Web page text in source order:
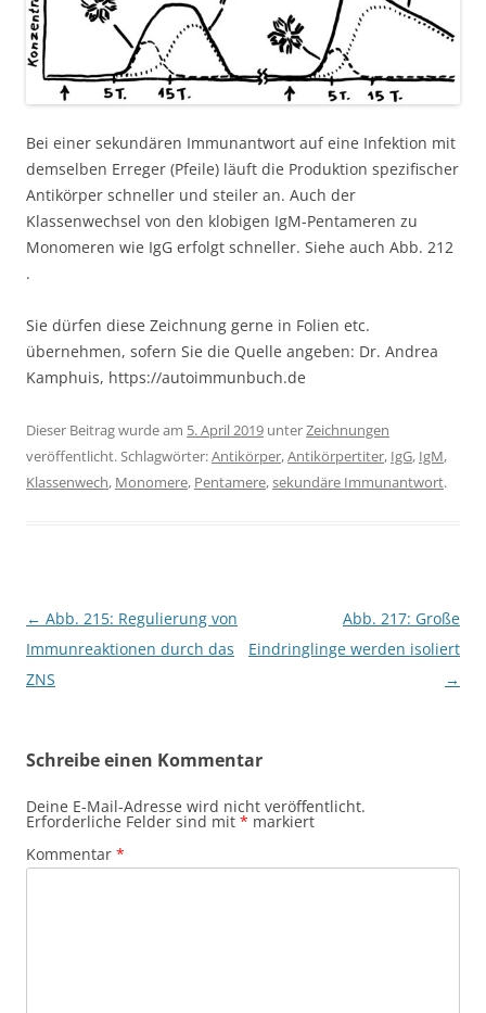
Bei einer sekundären Immunantwort auf eine Infektion mit
demselben Erreger (Pfeile) läuft die Produktion spezifischer
Antikörper schneller und steiler an. Auch der
Klassenwechsel von den klobigen IgM-Pentameren zu
Monomeren wie IgG erfolgt schneller. Siehe auch Abb. 212
.
Sie dürfen diese Zeichnung gerne in Folien etc.
übernehmen, sofern Sie die Quelle angeben: Dr. Andrea
Kamphuis, https://autoimmunbuch.de
Dieser Beitrag wurde am 5. April 2019 unterZeichnungen
veröffentlicht. Schlagwörter:Antikörper,Antikörpertiter, IgG, IgM,
Klassenwech, Monomere, Pentamere,sekundäre Immunantwort.
Beitragsnavigation
← Abb. 215: Regulierung von
Immunreaktionen durch das
ZNS
Abb. 217: Große
Eindringlinge werden isoliert
→
Schreibe einen Kommentar
Deine E-Mail-Adresse wird nicht veröffentlicht.
Erforderliche Felder sind mit * markiert
Kommentar *